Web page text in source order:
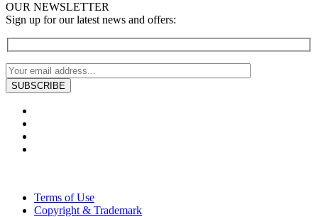
OUR NEWSLETTER
Sign up for our latest news and offers:
Terms of Use
Copyright & Trademark